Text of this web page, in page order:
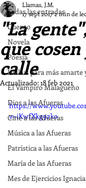
Todas las entradas
Cuento
Novela
Poesía
Haikus para más amarte
El Vampiro Malagueño
Dios a las Afueras
Cine a las Afueras
Música a las Afueras
Patrística a las Afueras
María de las Afueras
Mes de Ejercicios
"La
que
calle
Llamas, J.M.
17 sept 20172 min de
Actualizado:18 feb 2021
https://
v=iKwfXkg92ko